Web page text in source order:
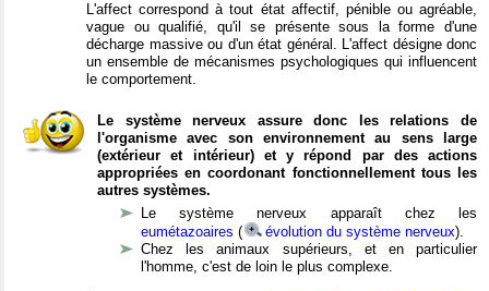
L'affect correspond à tout état affectif, pénible ou agréable,
vague ou qualifié, qu'il se présente sous la forme d'une
décharge massive ou d'un état général. L'affect désigne donc
un ensemble de mécanismes psychologiques qui influencent
le comportement.
Le système nerveux assure donc les relations de
l'organisme avec son environnement au sens large
(extérieur et intérieur) et y répond par des actions
appropriées en coordonant fonctionnellement tous les
autres systèmes.
Le système nerveux apparaît chez les
eumétazoaires ( évolution du système nerveux).
Chez les animaux supérieurs, et en particulier
l'homme, c'est de loin le plus complexe.